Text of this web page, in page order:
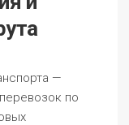
—
по